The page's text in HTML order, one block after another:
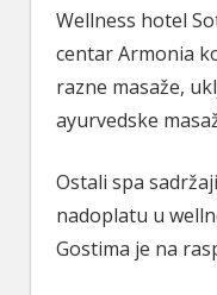
Wellness hotel
centar Armonia
razne masaže,
ayurvedske
Ostali spa
nadoplatu u
Gostima je na